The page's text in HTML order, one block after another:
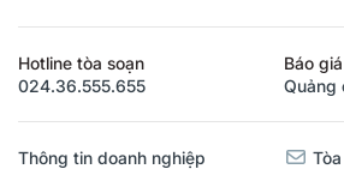
Hotline tòa soạn
024.36.555.655
Báo giá
Quảng
Thông tin doanh nghiệp